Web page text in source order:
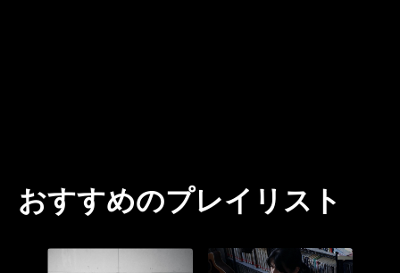
おすすめのプレイリスト